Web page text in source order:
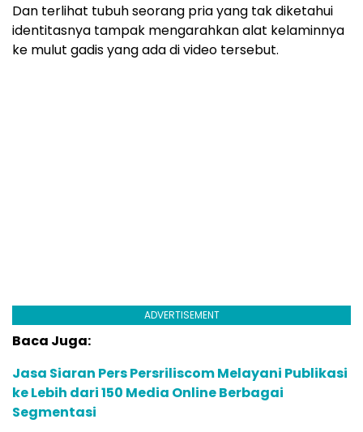
Dan terlihat tubuh seorang pria yang tak diketahui
identitasnya tampak mengarahkan alat kelaminnya
ke mulut gadis yang ada di video tersebut.
ADVERTISEMENT
Baca Juga:
Jasa Siaran Pers Persriliscom Melayani Publikasi
ke Lebih dari 150 Media Online Berbagai
Segmentasi